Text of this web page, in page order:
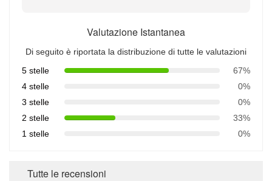
Valutazione Istantanea
Di seguito è riportata la distribuzione di tutte le valutazioni
5 stelle
67%
4 stelle
0%
3 stelle
0%
2 stelle
33%
1 stelle
0%
Tutte le recensioni